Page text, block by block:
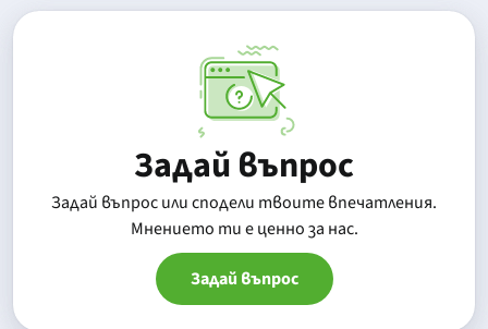
Задай въпрос
Задай въпрос или сподели твоите впечатления.
Mнението ти е ценно за нас.
Задай въпрос